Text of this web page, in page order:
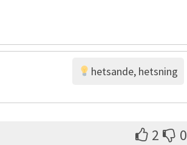
hetsande, hetsning
2 0